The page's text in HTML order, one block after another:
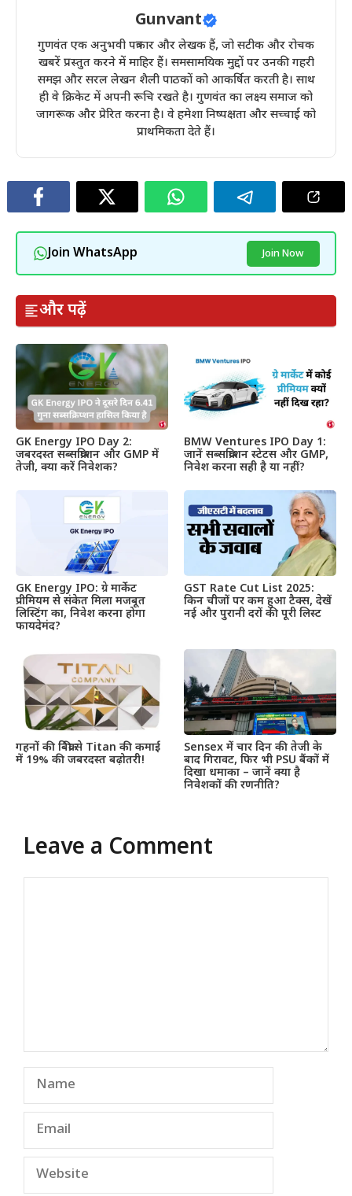
Gunvant
गुणवंत एक अनुभवी पत्रकार और लेखक हैं, जो सटीक और रोचक
खबरें प्रस्तुत करने में माहिर हैं। समसामयिक मुद्दों पर उनकी गहरी
समझ और सरल लेखन शैली पाठकों को आकर्षित करती है। साथ
ही वे क्रिकेट में अपनी रूचि रखते है। गुणवंत का लक्ष्य समाज को
जागरूक और प्रेरित करना है। वे हमेशा निष्पक्षता और सच्चाई को
प्राथमिकता देते हैं।
Join WhatsApp Join Now
और पढ़ें
GK Energy IPO Day 2:
जबरदस्त सब्सक्रिप्शन और GMP में
तेजी, क्या करें निवेशक?
BMW Ventures IPO Day 1:
जानें सब्सक्रिप्शन स्टेटस और GMP,
निवेश करना सही है या नहीं?
GK Energy IPO: ग्रे मार्केट
प्रीमियम से संकेत मिला मजबूत
लिस्टिंग का, निवेश करना होगा
फायदेमंद?
GST Rate Cut List 2025:
किन चीजों पर कम हुआ टैक्स, देखें
नई और पुरानी दरों की पूरी लिस्ट
गहनों की बिक्री से Titan की कमाई
में 19% की जबरदस्त बढ़ोतरी!
Sensex में चार दिन की तेजी के
बाद गिरावट, फिर भी PSU बैंकों में
दिखा धमाका – जानें क्या है
निवेशकों की रणनीति?
Leave a Comment
Name
Email
Website